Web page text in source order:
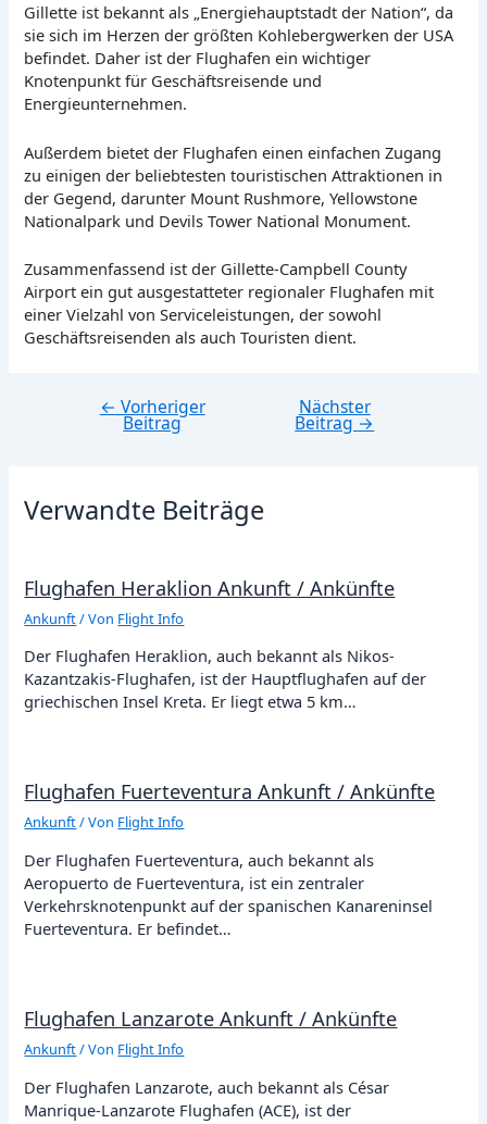
Gillette ist bekannt als „Energiehauptstadt der Nation“, da
sie sich im Herzen der größten Kohlebergwerken der USA
befindet. Daher ist der Flughafen ein wichtiger
Knotenpunkt für Geschäftsreisende und
Energieunternehmen.
Außerdem bietet der Flughafen einen einfachen Zugang
zu einigen der beliebtesten touristischen Attraktionen in
der Gegend, darunter Mount Rushmore, Yellowstone
Nationalpark und Devils Tower National Monument.
Zusammenfassend ist der Gillette-Campbell County
Airport ein gut ausgestatteter regionaler Flughafen mit
einer Vielzahl von Serviceleistungen, der sowohl
Geschäftsreisenden als auch Touristen dient.
Beitragsnavigation
← Vorheriger
Beitrag
Nächster
Beitrag→
Verwandte Beiträge
Flughafen Heraklion Ankunft / Ankünfte
Ankunft/ Von Flight Info
Der Flughafen Heraklion, auch bekannt als Nikos-
Kazantzakis-Flughafen, ist der Hauptflughafen auf der
griechischen Insel Kreta. Er liegt etwa 5 km…
Flughafen Fuerteventura Ankunft / Ankünfte
Ankunft/ Von Flight Info
Der Flughafen Fuerteventura, auch bekannt als
Aeropuerto de Fuerteventura, ist ein zentraler
Verkehrsknotenpunkt auf der spanischen Kanareninsel
Fuerteventura. Er befindet…
Flughafen Lanzarote Ankunft / Ankünfte
Ankunft/ Von Flight Info
Der Flughafen Lanzarote, auch bekannt als César
Manrique-Lanzarote Flughafen (ACE), ist der